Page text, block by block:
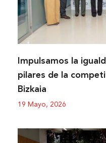
Impulsamos la
pilares de la
Bizkaia
19 Mayo, 2026